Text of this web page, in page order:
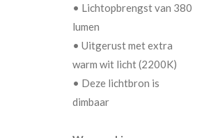
• Lichtopbrengst van 380
lumen
• Uitgerust met extra
warm wit licht (2200K)
• Deze lichtbron is
dimbaar